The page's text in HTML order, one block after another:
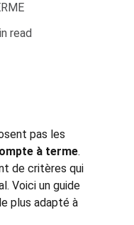
read
pas les
à terme.
de critères qui
Voici un guide
plus adapté à